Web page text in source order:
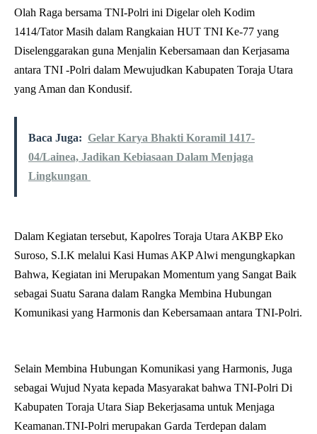
Olah Raga bersama TNI-Polri ini Digelar oleh Kodim
1414/Tator Masih dalam Rangkaian HUT TNI Ke-77 yang
Diselenggarakan guna Menjalin Kebersamaan dan Kerjasama
antara TNI -Polri dalam Mewujudkan Kabupaten Toraja Utara
yang Aman dan Kondusif.
Baca Juga: Gelar Karya Bhakti Koramil 1417-
04/Lainea, Jadikan Kebiasaan Dalam Menjaga
Lingkungan
Dalam Kegiatan tersebut, Kapolres Toraja Utara AKBP Eko
Suroso, S.I.K melalui Kasi Humas AKP Alwi mengungkapkan
Bahwa, Kegiatan ini Merupakan Momentum yang Sangat Baik
sebagai Suatu Sarana dalam Rangka Membina Hubungan
Komunikasi yang Harmonis dan Kebersamaan antara TNI-Polri.
Selain Membina Hubungan Komunikasi yang Harmonis, Juga
sebagai Wujud Nyata kepada Masyarakat bahwa TNI-Polri Di
Kabupaten Toraja Utara Siap Bekerjasama untuk Menjaga
Keamanan.TNI-Polri merupakan Garda Terdepan dalam